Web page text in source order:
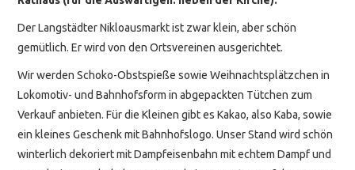
Der Langstädter Nikloausmarkt ist zwar klein, aber schön
gemütlich. Er wird von den Ortsvereinen ausgerichtet.
Wir werden Schoko-Obstspieße sowie Weihnachtsplätzchen in
Lokomotiv- und Bahnhofsform in abgepackten Tütchen zum
Verkauf anbieten. Für die Kleinen gibt es Kakao, also Kaba, sowie
ein kleines Geschenk mit Bahnhofslogo. Unser Stand wird schön
winterlich dekoriert mit Dampfeisenbahn mit echtem Dampf und